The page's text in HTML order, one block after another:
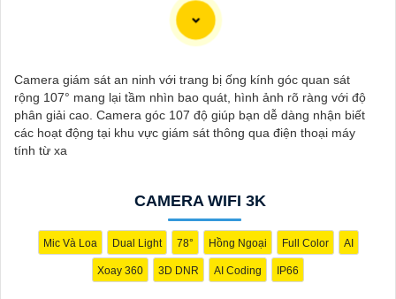
IP và công nghệ analog giúp cho hình ảnh được truyền tải một
cách sắc nét. Với độ phân giải cao, camera có hỗ trợ tính
năng Smart Hybrid Light không chỉ cho chất lượng hình ảnh đẹp
mắt mà còn mang lại sự chính xác trong việc giám sát và theo
dõi, với khả năng hoạt động cả ban ngày và ban đêm, cung cấp
Camera giám sát an ninh với trang bị ống kính góc quan sát
rộng 107° mang lại tầm nhìn bao quát, hình ảnh rõ ràng với độ
phân giải cao. Camera góc 107 độ giúp bạn dễ dàng nhận biết
các hoạt động tại khu vực giám sát thông qua điện thoại máy
tính từ xa
CAMERA WIFI 3K
Mic Và Loa Dual Light 78° Hồng Ngoại Full Color AI
Xoay 360 3D DNR AI Coding IP66